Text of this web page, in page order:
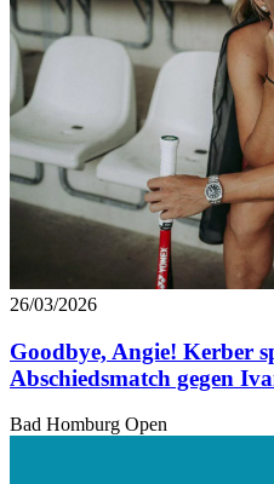
26/03/2026
Goodbye, Angie! Kerber
Abschiedsmatch gegen
Bad Homburg Open